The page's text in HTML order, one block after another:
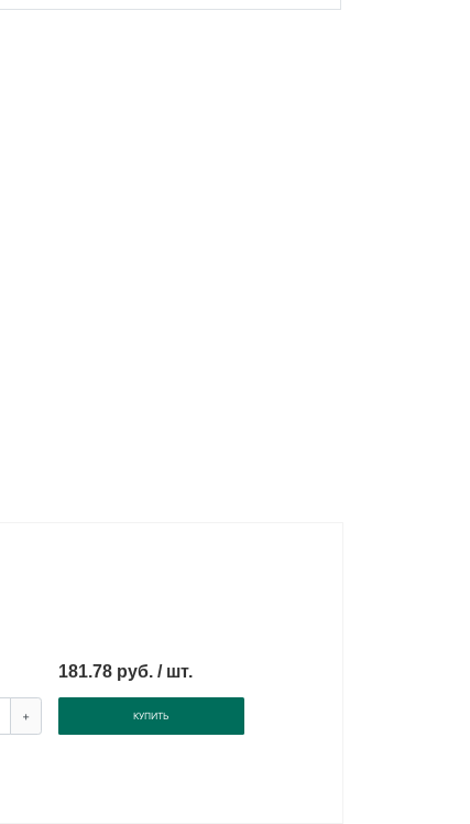
181.78 руб. / шт.
+ КУПИТЬ